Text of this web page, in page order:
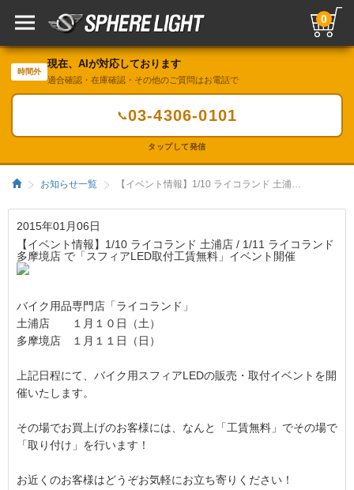
0
時間外
現在、AIが対応しております
適合確認・在庫確認・その他のご質問はお電話で
📞03-4306-0101
タップして発信
お知らせ一覧 【イベント情報】1/10 ライコランド 土浦店 / 1/11 ライコランド 多摩境店 で「スフィアLED取付工賃無料」イベント開催／HIDキット｜LEDヘッドライト販売のスフィアライト
2015年01月06日
【イベント情報】1/10 ライコランド 土浦店 / 1/11 ライコランド
多摩境店 で「スフィアLED取付工賃無料」イベント開催
バイク用品専門店「ライコランド」
土浦店 １月１０日（土）
多摩境店 １月１１日（日）
上記日程にて、バイク用スフィアLEDの販売・取付イベントを開
催いたします。
その場でお買上げのお客様には、なんと「工賃無料」でその場で
「取り付け」を行います！
お近くのお客様はどうぞお気軽にお立ち寄りください！